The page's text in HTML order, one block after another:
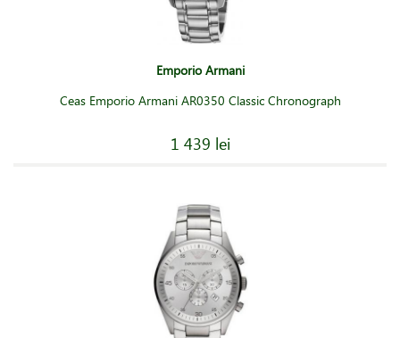
Emporio Armani
Ceas Emporio Armani AR0350 Classic Chronograph
1 439 lei